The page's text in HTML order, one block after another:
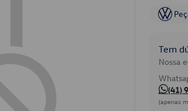
Tem
Nossa
(41)
(apenas